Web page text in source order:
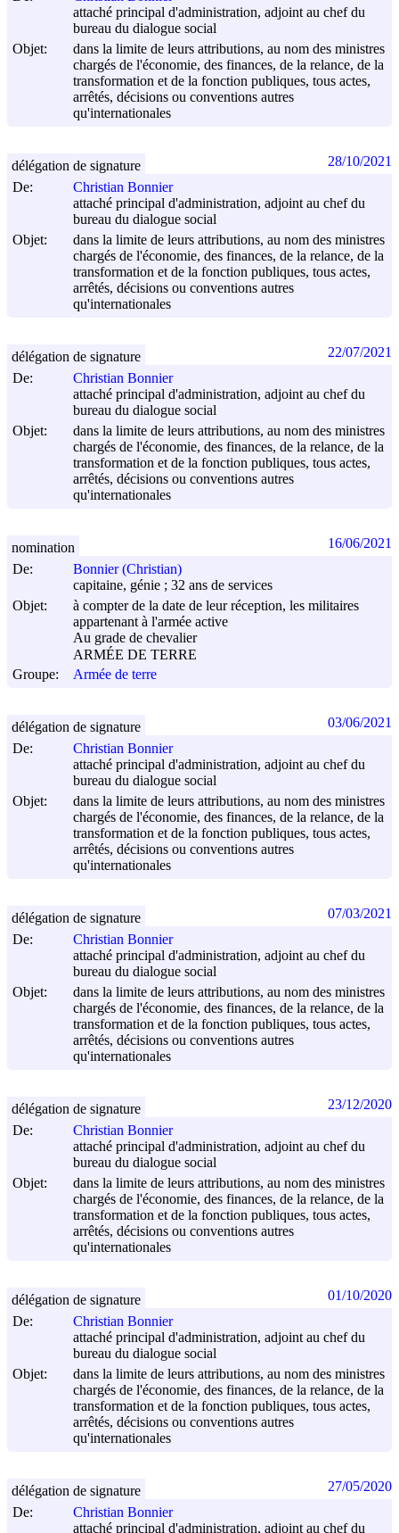
attaché principal d'administration, adjoint au chef du
bureau du dialogue social
Objet:
dans la limite de leurs attributions, au nom des ministres
chargés de l'économie, des finances, de la relance, de la
transformation et de la fonction publiques, tous actes,
arrêtés, décisions ou conventions autres
qu'internationales
De:
Christian Bonnier
attaché principal d'administration, adjoint au chef du
bureau du dialogue social
Objet:
dans la limite de leurs attributions, au nom des ministres
chargés de l'économie, des finances, de la relance, de la
transformation et de la fonction publiques, tous actes,
arrêtés, décisions ou conventions autres
qu'internationales
délégation de signature 28/10/2021
De:
Christian Bonnier
attaché principal d'administration, adjoint au chef du
bureau du dialogue social
Objet:
dans la limite de leurs attributions, au nom des ministres
chargés de l'économie, des finances, de la relance, de la
transformation et de la fonction publiques, tous actes,
arrêtés, décisions ou conventions autres
qu'internationales
délégation de signature 22/07/2021
De:
Bonnier (Christian)
capitaine, génie ; 32 ans de services
Objet:
à compter de la date de leur réception, les militaires
appartenant à l'armée active
Au grade de chevalier
ARMÉE DE TERRE
Groupe:
Armée de terre
nomination 16/06/2021
De:
Christian Bonnier
attaché principal d'administration, adjoint au chef du
bureau du dialogue social
Objet:
dans la limite de leurs attributions, au nom des ministres
chargés de l'économie, des finances, de la relance, de la
transformation et de la fonction publiques, tous actes,
arrêtés, décisions ou conventions autres
qu'internationales
délégation de signature 03/06/2021
De:
Christian Bonnier
attaché principal d'administration, adjoint au chef du
bureau du dialogue social
Objet:
dans la limite de leurs attributions, au nom des ministres
chargés de l'économie, des finances, de la relance, de la
transformation et de la fonction publiques, tous actes,
arrêtés, décisions ou conventions autres
qu'internationales
délégation de signature 07/03/2021
De:
Christian Bonnier
attaché principal d'administration, adjoint au chef du
bureau du dialogue social
Objet:
dans la limite de leurs attributions, au nom des ministres
chargés de l'économie, des finances, de la relance, de la
transformation et de la fonction publiques, tous actes,
arrêtés, décisions ou conventions autres
qu'internationales
délégation de signature 23/12/2020
De:
Christian Bonnier
attaché principal d'administration, adjoint au chef du
bureau du dialogue social
Objet:
dans la limite de leurs attributions, au nom des ministres
chargés de l'économie, des finances, de la relance, de la
transformation et de la fonction publiques, tous actes,
arrêtés, décisions ou conventions autres
qu'internationales
délégation de signature 01/10/2020
De:
Christian Bonnier
attaché principal d'administration, adjoint au chef du
délégation de signature 27/05/2020